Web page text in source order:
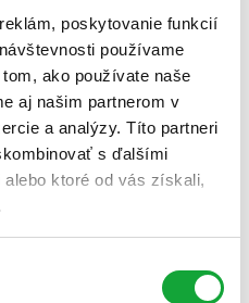
poskytovanie funkcií
používame
ako používate naše
aj našim partnerom v
a analýzy. Títo partneri
s ďalšími
ktoré od vás získali,